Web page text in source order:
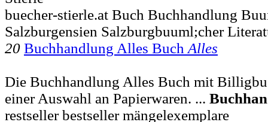
buecher-stierle.at Buch Buchhandlung
Salzburgensien Salzburgbuuml;cher
20 Buchhandlung Alles Buch Alles
Die Buchhandlung Alles Buch mit
einer Auswahl an Papierwaren. ...
restseller bestseller mängelexemplare